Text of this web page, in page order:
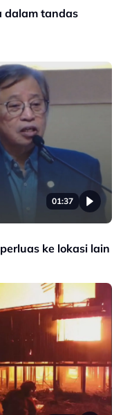
dalam tandas
01:37
ke lokasi lain